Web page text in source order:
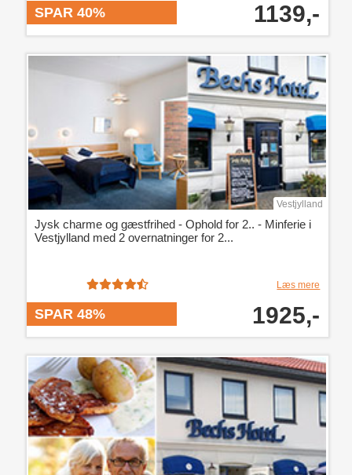
SPAR 40% 1139,-
Vestjylland
Jysk charme og gæstfrihed - Ophold for 2.. - Minferie i
Vestjylland med 2 overnatninger for 2...
Læs mere
SPAR 48% 1925,-